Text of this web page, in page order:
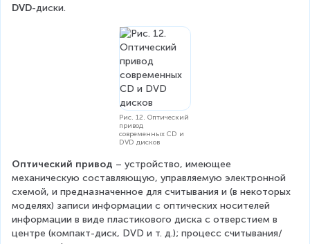
DVD-диски.
Рис. 12. Оптический
привод
современных CD и
DVD дисков
Оптический привод – устройство, имеющее
механическую составляющую, управляемую электронной
схемой, и предназначенное для считывания и (в некоторых
моделях) записи информации с оптических носителей
информации в виде пластикового диска с отверстием в
центре (компакт-диск, DVD и т. д.); процесс считывания/